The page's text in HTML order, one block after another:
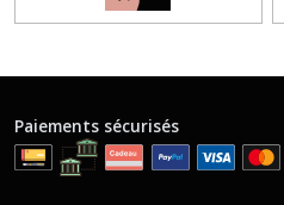
Paiements sécurisés